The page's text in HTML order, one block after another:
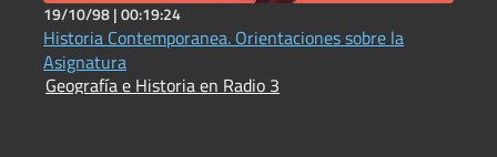
19/10/98 |00:19:24
Historia Contemporanea. Orientaciones sobre la
Asignatura
Geografía e Historia en Radio 3